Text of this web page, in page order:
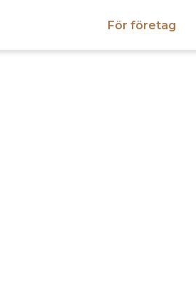
För företag